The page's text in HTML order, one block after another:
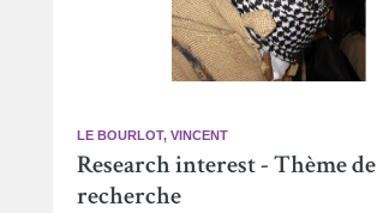
LE BOURLOT, VINCENT
Research interest - Thème de
recherche